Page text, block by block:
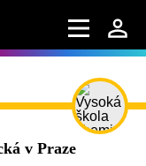
v Praze